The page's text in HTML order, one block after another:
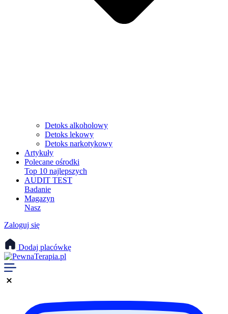
Detoks alkoholowy
Detoks lekowy
Detoks narkotykowy
Artykuły
Polecane ośrodki
Top 10 najlepszych
AUDIT TEST
Badanie
Magazyn
Nasz
Zaloguj się
Dodaj placówkę